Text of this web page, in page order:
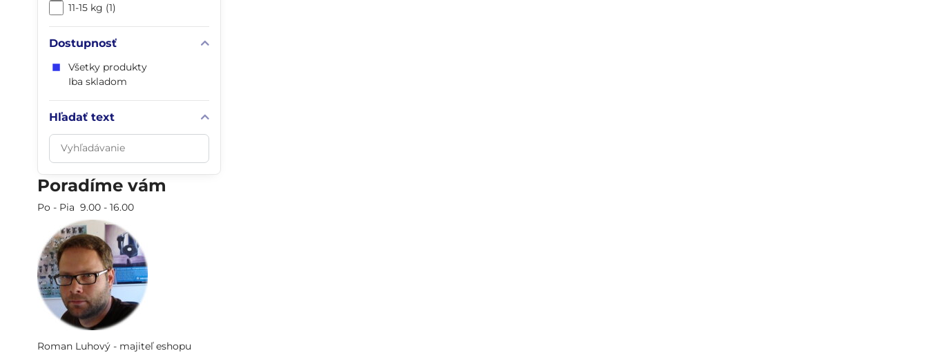
11-15 kg (1)
Dostupnosť
Všetky produkty
Iba skladom
Hľadať text
Prehľadať
výsledky
filtra
fulltextom
Poradíme vám
Po - Pia 9.00 - 16.00
Roman Luhový - majiteľ eshopu